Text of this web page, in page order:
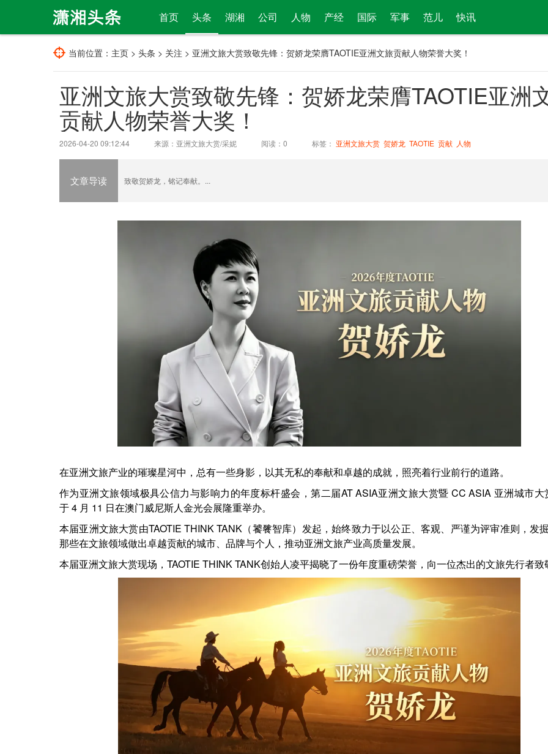
首页 头条 湖湘 公司 人物 产经 国际 军事 范儿 快讯
当前位置： 主页 > 头条 > 关注 > 亚洲文旅大赏致敬先锋：贺娇龙荣膺TAOTIE亚洲文旅贡献人物荣誉大奖！
亚洲文旅大赏致敬先锋：贺娇龙荣膺TAOTIE亚洲
贡献人物荣誉大奖！
2026-04-20 09:12:44 来源：亚洲文旅大赏/采妮 阅读： 0 标签： 亚洲文旅大赏 贺娇龙 TAOTIE 贡献 人物
文章导读 致敬贺娇龙，铭记奉献。...
在亚洲文旅产业的璀璨星河中，总有一些身影，以其无私的奉献和卓越的成就，照亮着行业前行的道路。
作为亚洲文旅领域极具公信力与影响力的年度标杆盛会，第二届AT ASIA亚洲文旅大赏暨 CC ASIA 亚洲城市大
于4 月 11 日在澳门威尼斯人金光会展隆重举办。
本届亚洲文旅大赏由TAOTIE THINK TANK（饕餮智库） 发起 ，始终致力于以公正、客观、严谨为评审准则，发
那些在文旅领域做出卓越贡献的城市、品牌与个人，推动亚洲文旅产业高质量发展。
本届亚洲文旅大赏现场， TAOTIE THINK TANK创始人凌平揭晓了一份年度重磅荣誉 ， 向一位杰出的文旅先行者致